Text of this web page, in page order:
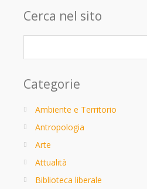
Cerca nel sito
Categorie
Ambiente e Territorio
Antropologia
Arte
Attualità
Biblioteca liberale